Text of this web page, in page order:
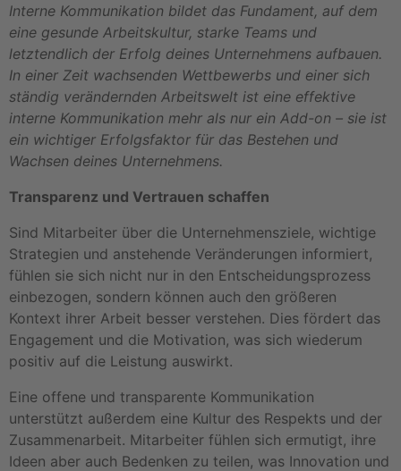
Interne Kommunikation bildet das Fundament, auf dem
eine gesunde Arbeitskultur, starke Teams und
letztendlich der Erfolg deines Unternehmens aufbauen.
In einer Zeit wachsenden Wettbewerbs und einer sich
ständig verändernden Arbeitswelt ist eine effektive
interne Kommunikation mehr als nur ein Add-on – sie ist
ein wichtiger Erfolgsfaktor für das Bestehen und
Wachsen deines Unternehmens.
Transparenz und Vertrauen schaffen
Sind Mitarbeiter über die Unternehmensziele, wichtige
Strategien und anstehende Veränderungen informiert,
fühlen sie sich nicht nur in den Entscheidungsprozess
einbezogen, sondern können auch den größeren
Kontext ihrer Arbeit besser verstehen. Dies fördert das
Engagement und die Motivation, was sich wiederum
positiv auf die Leistung auswirkt.
Eine offene und transparente Kommunikation
unterstützt außerdem eine Kultur des Respekts und der
Zusammenarbeit. Mitarbeiter fühlen sich ermutigt, ihre
Ideen aber auch Bedenken zu teilen, was Innovation und